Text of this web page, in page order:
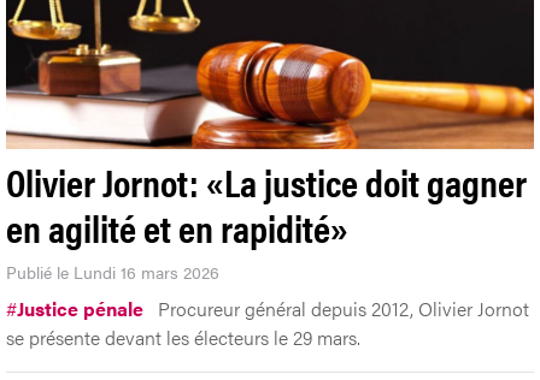
Olivier Jornot: «La justice doit gagner
en agilité et en rapidité»
Publié le Lundi 16 mars 2026
#Justice pénale Procureur général depuis 2012, Olivier Jornot
se présente devant les électeurs le 29 mars.